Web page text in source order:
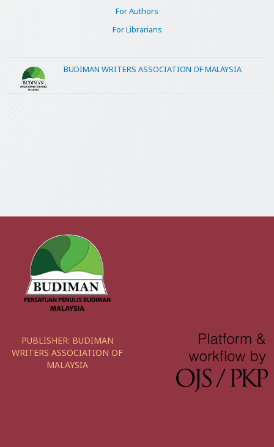
For Authors
For Librarians
BUDIMAN WRITERS ASSOCIATION OF MALAYSIA
PUBLISHER: BUDIMAN
WRITERS ASSOCIATION OF
MALAYSIA